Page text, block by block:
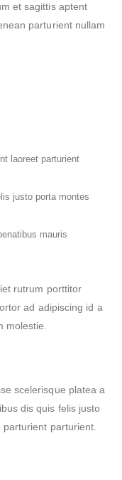
et sagittis aptent
parturient nullam
laoreet parturient
justo porta montes
mauris
rutrum porttitor
ad adipiscing id a
molestie.
scelerisque platea a
dis quis felis justo
parturient.